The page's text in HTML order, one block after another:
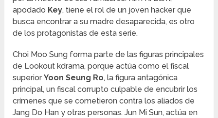
apodado Key, tiene el rol de un joven hacker que
busca encontrar a su madre desaparecida, es otro
de los protagonistas de esta serie.
Choi Moo Sung forma parte de las figuras principales
de Lookout kdrama, porque actúa como el fiscal
superiorYoon Seung Ro, la figura antagónica
principal, un fiscal corrupto culpable de encubrir los
crímenes que se cometieron contra los aliados de
Jang Do Han y otras personas. Jun Mi Sun, actúa en